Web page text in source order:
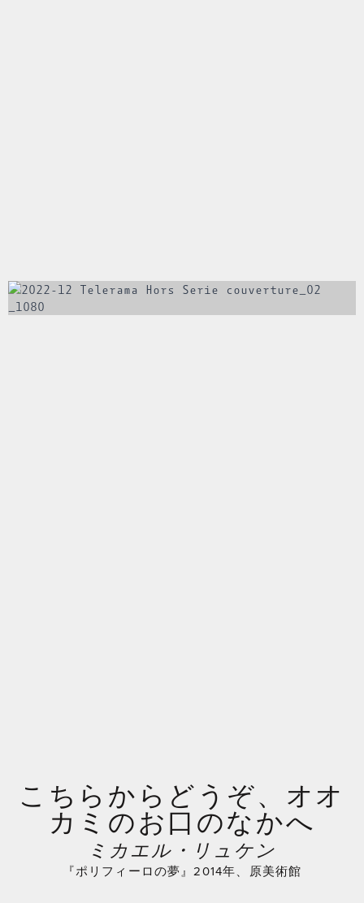
こちらからどうぞ、オオ
カミのお口のなかへ
ミカエル・リュケン
『ポリフィーロの夢』2014年、原美術館